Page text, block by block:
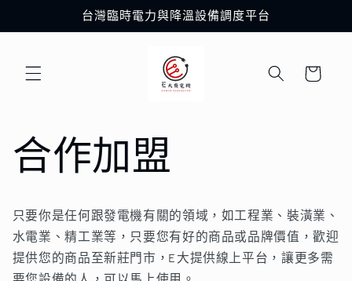
台灣臨時電力與降溫設備調度平台
物
合作加盟
只要你是任何跟發電機有關的領域，如工程業、裝潢業、
水電業、精工業等，只要您有好的商品或品牌價值，歡迎
提供您的商品至新莊門市，E大提供線上平台，讓更多需